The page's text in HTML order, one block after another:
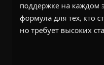
поддержке на каждом
формула для тех, кто
но требует высоких